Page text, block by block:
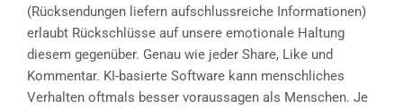
(Rücksendungen liefern aufschlussreiche Informationen)
erlaubt Rückschlüsse auf unsere emotionale Haltung
diesem gegenüber. Genau wie jeder Share, Like und
Kommentar. KI-basierte Software kann menschliches
Verhalten oftmals besser voraussagen als Menschen. Je